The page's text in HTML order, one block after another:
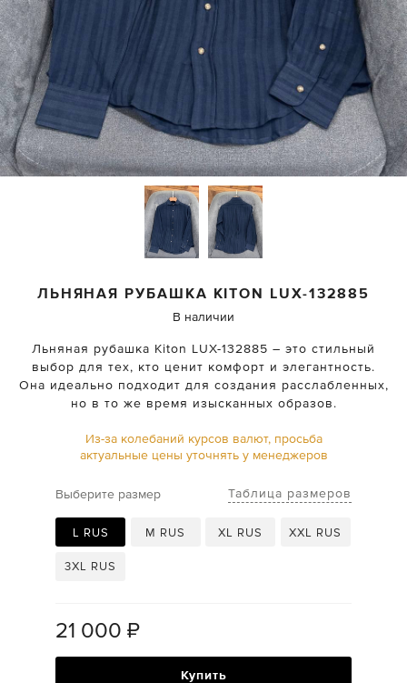
ЛЬНЯНАЯ РУБАШКА KITON LUX-132885
В наличии
Льняная рубашка Kiton LUX-132885 – это стильный
выбор для тех, кто ценит комфорт и элегантность.
Она идеально подходит для создания расслабленных,
но в то же время изысканных образов.
Из-за колебаний курсов валют, просьба
актуальные цены уточнять у менеджеров
Выберите размер Таблица размеров
L RUS M RUS XL RUS XXL RUS
3XL RUS
21 000 ₽
Купить